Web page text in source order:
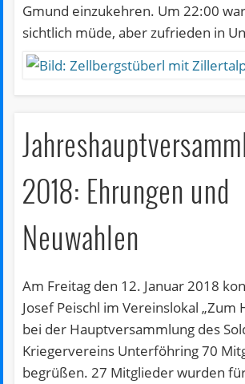
Gmund einzukehren. Um 22:00
sichtlich müde, aber zufrieden in
2018: Ehrungen und
Neuwahlen
Am Freitag den 12. Januar 2018
Josef Peischl im Vereinslokal „Zum
bei der Hauptversammlung des
Kriegervereins Unterföhring 70
begrüßen. 27 Mitglieder wurden